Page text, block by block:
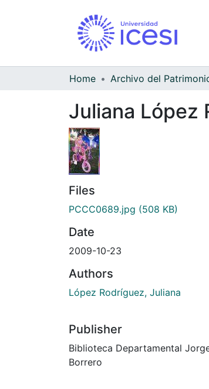
Home
Juliana López
Files
PCCC0689.jpg (508 KB)
Date
2009-10-23
Authors
López Rodríguez, Juliana
Publisher
Biblioteca Departamental
Borrero